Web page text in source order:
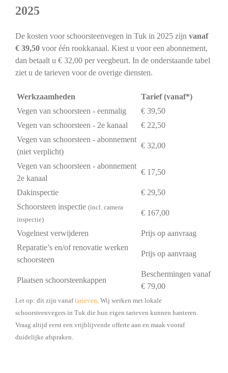
2025
De kosten voor schoorsteenvegen in Tuk in 2025 zijn vanaf
€ 39,50voor één rookkanaal. Kiest u voor een abonnement,
dan betaalt u € 32,00 per veegbeurt. In de onderstaande tabel
ziet u de tarieven voor de overige diensten.
Werkzaamheden
Tarief (vanaf*)
Vegen van schoorsteen - eenmalig
€ 39,50
Vegen van schoorsteen - 2e kanaal
€ 22,50
Vegen van schoorsteen - abonnement
(niet verplicht)
€ 32,00
Vegen van schoorsteen - abonnement
2e kanaal
€ 17,50
Dakinspectie
€ 29,50
Schoorsteen inspectie (incl. camera
inspectie)
€ 167,00
Vogelnest verwijderen
Prijs op aanvraag
Reparatie’s en/of renovatie werken
schoorsteen
Prijs op aanvraag
Plaatsen schoorsteenkappen
Beschermingen vanaf
€ 79,00
Let op: dit zijn vanaftarieven. Wij werken met lokale
schoorsteenvegers in Tuk die hun eigen tarieven kunnen hanteren.
Vraag altijd eerst een vrijblijvende offerte aan en maak vooraf
duidelijke afspraken.